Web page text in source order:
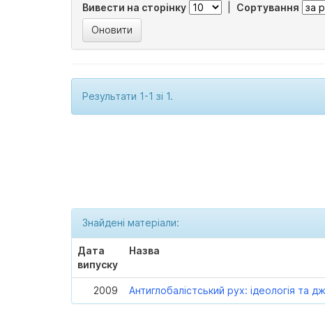
Вивести на сторінку Сортування
Результати 1-1 зі 1.
Знайдені матеріали:
Дата
випуску
Назва
2009 Антиглобалістський рух: ідеологія та